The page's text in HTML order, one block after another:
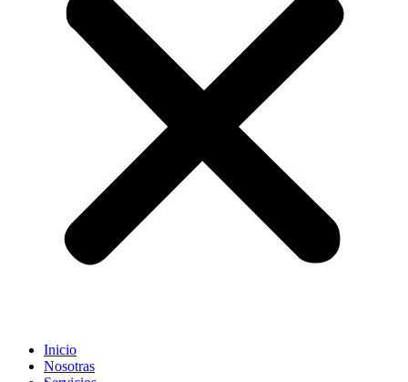
Inicio
Nosotras